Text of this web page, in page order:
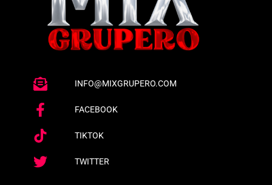
INFO@MIXGRUPERO.COM
FACEBOOK
TIKTOK
TWITTER